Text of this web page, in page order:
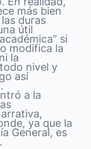
más bien
duras
útil
si
modifica la
la
nivel y
así
a la
ya que la
General, es